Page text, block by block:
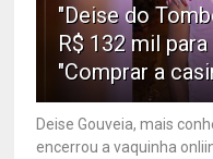
"Deise do
R$ 132 mil
"Comprar a
Deise Gouveia, mais
encerrou a vaquinha